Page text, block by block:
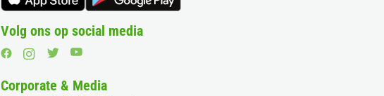
Volg ons op social media
Corporate & Media